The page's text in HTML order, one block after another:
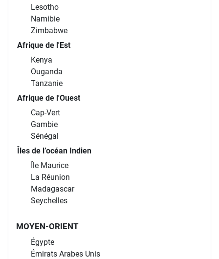
Lesotho
Namibie
Zimbabwe
Afrique de l'Est
Kenya
Ouganda
Tanzanie
Afrique de l'Ouest
Cap-Vert
Gambie
Sénégal
Îles de l’océan Indien
Île Maurice
La Réunion
Madagascar
Seychelles
MOYEN-ORIENT
Égypte
Émirats Arabes Unis